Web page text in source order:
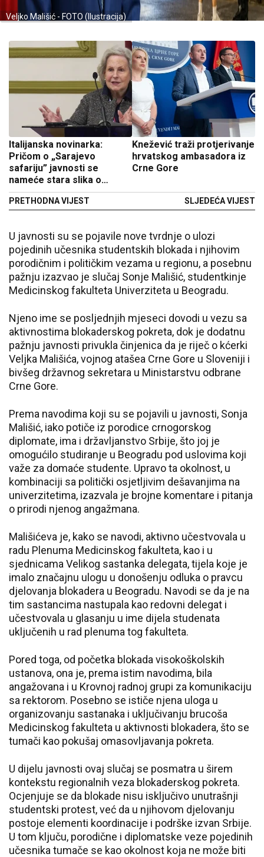
Veljko Mališić - FOTO (Ilustracija)
Italijanska novinarka:
Pričom o „Sarajevo
safariju” javnosti se
nameće stara slika o
Srbima
PRETHODNA VIJEST
Knežević traži protjerivanje
hrvatskog ambasadora iz
Crne Gore
SLJEDEĆA VIJEST
U javnosti su se pojavile nove tvrdnje o ulozi
pojedinih učesnika studentskih blokada i njihovim
porodičnim i političkim vezama u regionu, a posebnu
pažnju izazvao je slučaj Sonje Mališić, studentkinje
Medicinskog fakulteta Univerziteta u Beogradu.
Njeno ime se posljednjih mjeseci dovodi u vezu sa
aktivnostima blokaderskog pokreta, dok je dodatnu
pažnju javnosti privukla činjenica da je riječ o kćerki
Veljka Mališića, vojnog atašea Crne Gore u Sloveniji i
bivšeg državnog sekretara u Ministarstvu odbrane
Crne Gore.
Prema navodima koji su se pojavili u javnosti, Sonja
Mališić, iako potiče iz porodice crnogorskog
diplomate, ima i državljanstvo Srbije, što joj je
omogućilo studiranje u Beogradu pod uslovima koji
važe za domaće studente. Upravo ta okolnost, u
kombinaciji sa politički osjetljivim dešavanjima na
univerzitetima, izazvala je brojne komentare i pitanja
o prirodi njenog angažmana.
Mališićeva je, kako se navodi, aktivno učestvovala u
radu Plenuma Medicinskog fakulteta, kao i u
sjednicama Velikog sastanka delegata, tijela koje je
imalo značajnu ulogu u donošenju odluka o pravcu
djelovanja blokadera u Beogradu. Navodi se da je na
tim sastancima nastupala kao redovni delegat i
učestvovala u glasanju u ime dijela studenata
uključenih u rad plenuma tog fakulteta.
Pored toga, od početka blokada visokoškolskih
ustanova, ona je, prema istim navodima, bila
angažovana i u Krovnoj radnoj grupi za komunikaciju
sa rektorom. Posebno se ističe njena uloga u
organizovanju sastanaka i uključivanju brucoša
Medicinskog fakulteta u aktivnosti blokadera, što se
tumači kao pokušaj omasovljavanja pokreta.
U dijelu javnosti ovaj slučaj se posmatra u širem
kontekstu regionalnih veza blokaderskog pokreta.
Ocjenjuje se da blokade nisu isključivo unutrašnji
studentski protest, već da u njihovom djelovanju
postoje elementi koordinacije i podrške izvan Srbije.
U tom ključu, porodične i diplomatske veze pojedinih
učesnika tumače se kao okolnost koja ne može biti